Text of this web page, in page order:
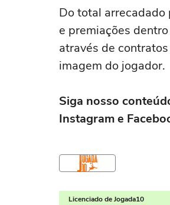
Do total arrecadado
e premiações
através de
imagem do jogador.
Siga nosso
Instagram e
Licenciado de Jogada10